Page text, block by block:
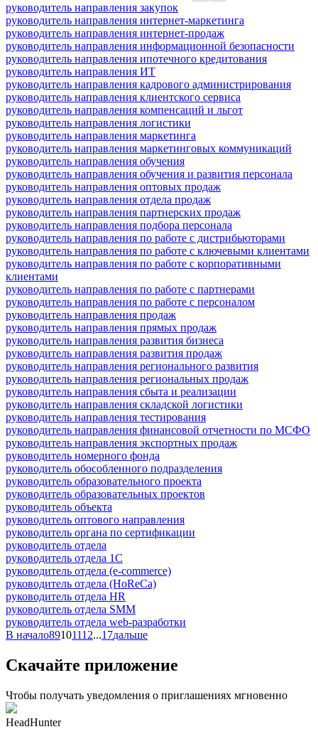
руководитель направления закупок
руководитель направления интернет-маркетинга
руководитель направления интернет-продаж
руководитель направления информационной безопасности
руководитель направления ипотечного кредитования
руководитель направления ИТ
руководитель направления кадрового администрирования
руководитель направления клиентского сервиса
руководитель направления компенсаций и льгот
руководитель направления логистики
руководитель направления маркетинга
руководитель направления маркетинговых коммуникаций
руководитель направления обучения
руководитель направления обучения и развития персонала
руководитель направления оптовых продаж
руководитель направления отдела продаж
руководитель направления партнерских продаж
руководитель направления подбора персонала
руководитель направления по работе с дистрибьюторами
руководитель направления по работе с ключевыми клиентами
руководитель направления по работе с корпоративными
клиентами
руководитель направления по работе с партнерами
руководитель направления по работе с персоналом
руководитель направления продаж
руководитель направления прямых продаж
руководитель направления развития бизнеса
руководитель направления развития продаж
руководитель направления регионального развития
руководитель направления региональных продаж
руководитель направления сбыта и реализации
руководитель направления складской логистики
руководитель направления тестирования
руководитель направления финансовой отчетности по МСФО
руководитель направления экспортных продаж
руководитель номерного фонда
руководитель обособленного подразделения
руководитель образовательного проекта
руководитель образовательных проектов
руководитель объекта
руководитель оптового направления
руководитель органа по сертификации
руководитель отдела
руководитель отдела 1С
руководитель отдела (e-commerce)
руководитель отдела (HoReCa)
руководитель отдела HR
руководитель отдела SMM
руководитель отдела web-разработки
В начало89101112...17дальше
Скачайте приложение
Чтобы получать уведомления о приглашениях мгновенно
HeadHunter